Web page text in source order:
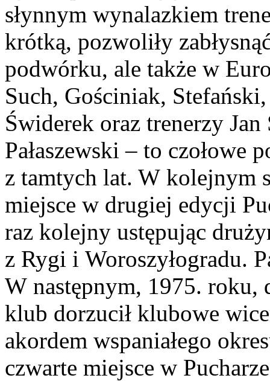
słynnym wynalazkiem
krótką, pozwoliły
podwórku, ale także w
Such, Gościniak,
Świderek oraz trenerzy
Pałaszewski – to czołowe
z tamtych lat. W kolejnym
miejsce w drugiej edycji
raz kolejny ustępując
z Rygi i Woroszyłogradu.
W następnym, 1975. roku,
klub dorzucił klubowe
akordem wspaniałego
czwarte miejsce w